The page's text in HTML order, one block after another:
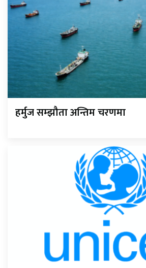
हर्मुज सम्झौता अन्तिम चरणमा